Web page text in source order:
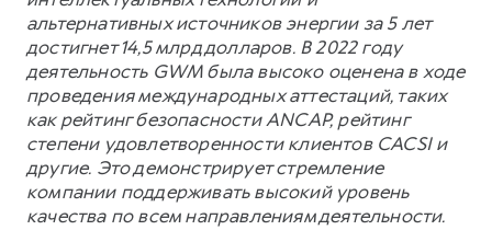
альтернативных источников энергии за 5 лет
достигнет 14,5 млрд долларов. В 2022 году
деятельность GWM была высоко оценена в ходе
проведения международных аттестаций, таких
как рейтинг безопасности ANCAP, рейтинг
степени удовлетворенности клиентов CACSI и
другие. Это демонстрирует стремление
компании поддерживать высокий уровень
качества по всем направлениям деятельности.